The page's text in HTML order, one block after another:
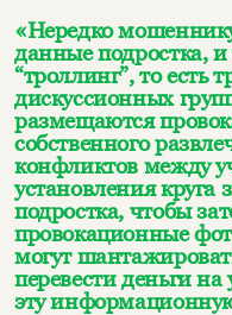
«Нередко
данные подростка,
“троллинг”, то есть
дискуссионных
размещаются
собственного
конфликтов между
установления круга
подростка, чтобы
провокационные
могут
перевести деньги
эту